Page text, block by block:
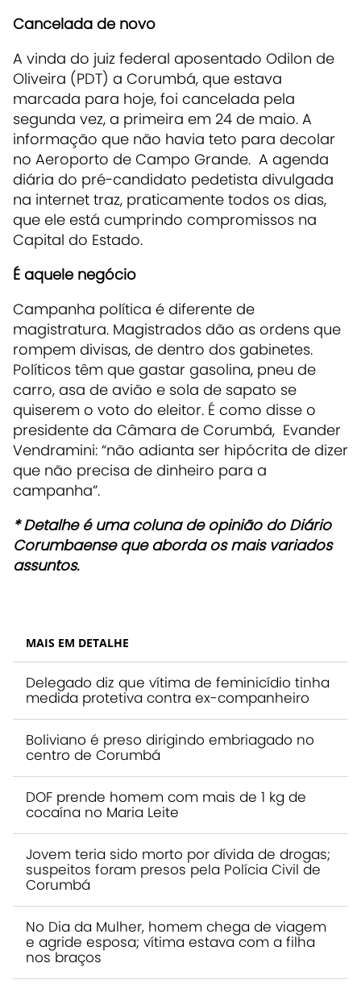
Cancelada de novo
A vinda do juiz federal aposentado Odilon de
Oliveira (PDT) a Corumbá, que estava
marcada para hoje, foi cancelada pela
segunda vez, a primeira em 24 de maio. A
informação que não havia teto para decolar
no Aeroporto de Campo Grande. A agenda
diária do pré-candidato pedetista divulgada
na internet traz, praticamente todos os dias,
que ele está cumprindo compromissos na
Capital do Estado.
É aquele negócio
Campanha política é diferente de
magistratura. Magistrados dão as ordens que
rompem divisas, de dentro dos gabinetes.
Políticos têm que gastar gasolina, pneu de
carro, asa de avião e sola de sapato se
quiserem o voto do eleitor. É como disse o
presidente da Câmara de Corumbá, Evander
Vendramini: “não adianta ser hipócrita de dizer
que não precisa de dinheiro para a
campanha”.
* Detalhe é uma coluna de opinião do Diário
Corumbaense que aborda os mais variados
assuntos.
MAIS EM DETALHE
Delegado diz que vítima de feminicídio tinha
medida protetiva contra ex-companheiro
Boliviano é preso dirigindo embriagado no
centro de Corumbá
DOF prende homem com mais de 1 kg de
cocaína no Maria Leite
Jovem teria sido morto por dívida de drogas;
suspeitos foram presos pela Polícia Civil de
Corumbá
No Dia da Mulher, homem chega de viagem
e agride esposa; vítima estava com a filha
nos braços